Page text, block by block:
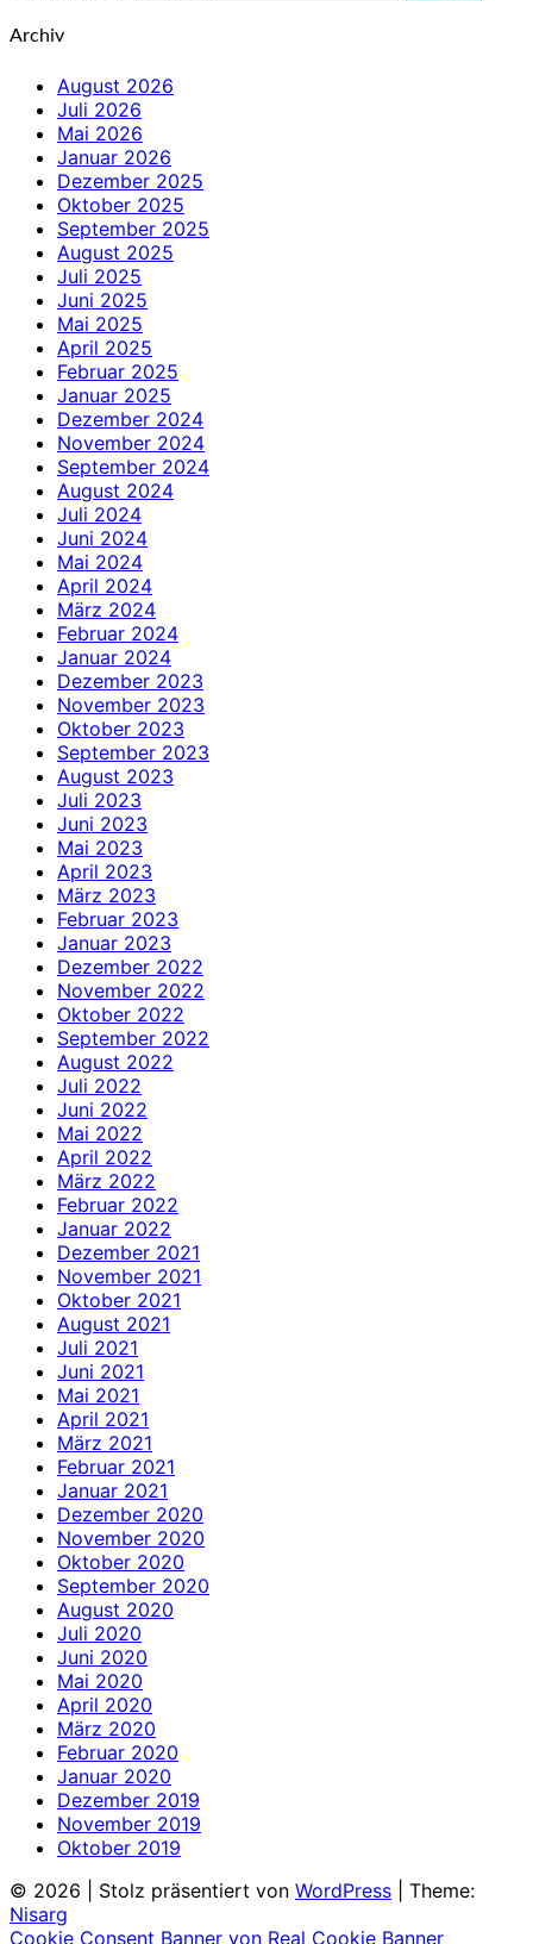
Archiv
August 2026
Juli 2026
Mai 2026
Januar 2026
Dezember 2025
Oktober 2025
September 2025
August 2025
Juli 2025
Juni 2025
Mai 2025
April 2025
Februar 2025
Januar 2025
Dezember 2024
November 2024
September 2024
August 2024
Juli 2024
Juni 2024
Mai 2024
April 2024
März 2024
Februar 2024
Januar 2024
Dezember 2023
November 2023
Oktober 2023
September 2023
August 2023
Juli 2023
Juni 2023
Mai 2023
April 2023
März 2023
Februar 2023
Januar 2023
Dezember 2022
November 2022
Oktober 2022
September 2022
August 2022
Juli 2022
Juni 2022
Mai 2022
April 2022
März 2022
Februar 2022
Januar 2022
Dezember 2021
November 2021
Oktober 2021
August 2021
Juli 2021
Juni 2021
Mai 2021
April 2021
März 2021
Februar 2021
Januar 2021
Dezember 2020
November 2020
Oktober 2020
September 2020
August 2020
Juli 2020
Juni 2020
Mai 2020
April 2020
März 2020
Februar 2020
Januar 2020
Dezember 2019
November 2019
Oktober 2019
© 2026
Stolz präsentiert von WordPress
Theme:
Nisarg
Cookie Consent Banner von Real Cookie Banner